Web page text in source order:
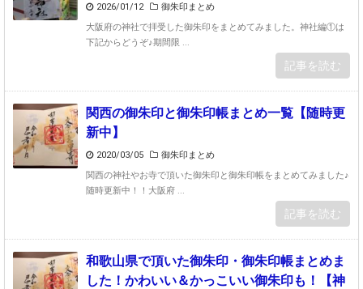
2026/01/12
御朱印まとめ
大阪府の神社で拝受した御朱印をまとめてみました。神社編①は
下記からどうぞ♪期間限 ...
記事を読む
関西の御朱印と御朱印帳まとめ一覧【随時更
新中】
2020/03/05
御朱印まとめ
関西の神社やお寺で頂いた御朱印と御朱印帳をまとめてみました♪
随時更新中！！大阪府 ...
記事を読む
和歌山県で頂いた御朱印・御朱印帳まとめま
した！かわいい＆かっこいい御朱印も！【神